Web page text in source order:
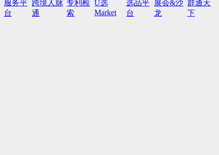
服务平
台
跨境人脉
通
专利检
索
U选
Market
选品平
台
展会&沙
龙
群通天
下